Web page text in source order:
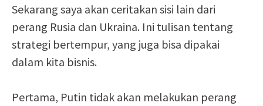
Sekarang saya akan ceritakan sisi lain dari
perang Rusia dan Ukraina. Ini tulisan tentang
strategi bertempur, yang juga bisa dipakai
dalam kita bisnis.
Pertama, Putin tidak akan melakukan perang